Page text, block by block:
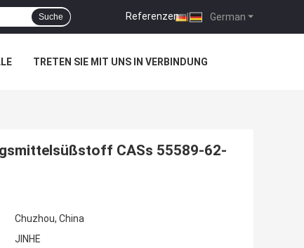
German
Referenzen |
Suche
TRETEN SIE MIT UNS IN VERBINDUNG
CASs 55589-62-
Chuzhou, China
JINHE